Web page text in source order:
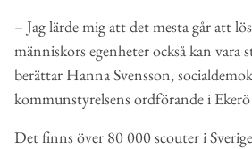
– Jag lärde mig att det mesta går att
människors egenheter också kan vara
berättar Hanna Svensson,
kommunstyrelsens ordförande i
Det finns över 80 000 scouter i